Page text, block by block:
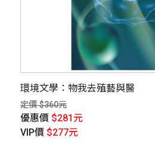
環境文學：物我去殖藝與醫
定價 $360元
優惠價 $281元
VIP價 $277元